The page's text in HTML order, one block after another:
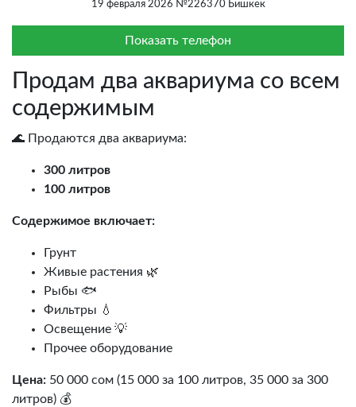
19 февраля 2026 №226370 Бишкек
Показать телефон
Продам два аквариума со всем
содержимым
🌊 Продаются два аквариума:
300 литров
100 литров
Содержимое включает:
Грунт
Живые растения 🌿
Рыбы 🐟
Фильтры 💧
Освещение 💡
Прочее оборудование
Цена: 50 000 сом (15 000 за 100 литров, 35 000 за 300
литров) 💰